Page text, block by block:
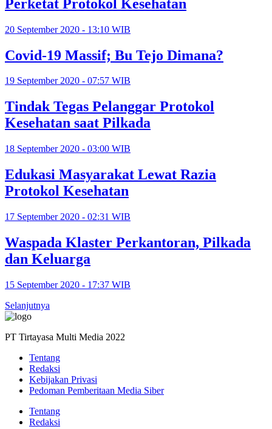
Perketat Protokol Kesehatan
20 September 2020 - 13:10 WIB
Covid-19 Massif; Bu Tejo Dimana?
19 September 2020 - 07:57 WIB
Tindak Tegas Pelanggar Protokol
Kesehatan saat Pilkada
18 September 2020 - 03:00 WIB
Edukasi Masyarakat Lewat Razia
Protokol Kesehatan
17 September 2020 - 02:31 WIB
Waspada Klaster Perkantoran, Pilkada
dan Keluarga
15 September 2020 - 17:37 WIB
Selanjutnya
PT Tirtayasa Multi Media 2022
Tentang
Redaksi
Kebijakan Privasi
Pedoman Pemberitaan Media Siber
Tentang
Redaksi